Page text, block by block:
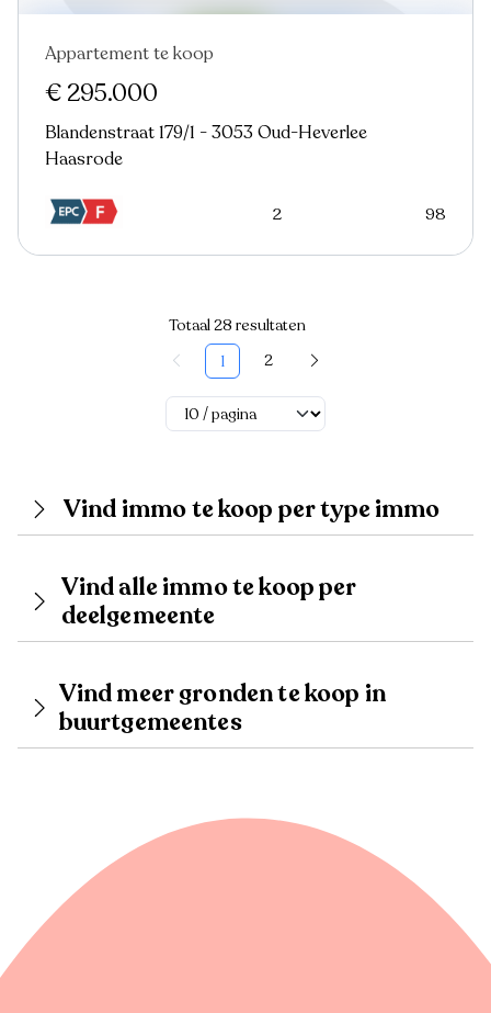
Appartement te koop
€ 295.000
Blandenstraat 179/1 - 3053 Oud-Heverlee
Haasrode
2 98
Totaal 28 resultaten
1
2
Vind immo te koop per type immo
Vind alle immo te koop per
deelgemeente
Vind meer gronden te koop in
buurtgemeentes